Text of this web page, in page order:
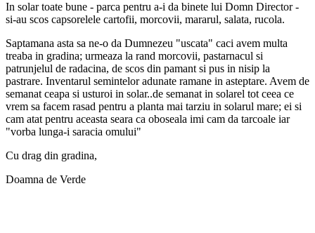
In solar toate bune - parca pentru a-i da binete lui Domn Director -
si-au scos capsorelele cartofii, morcovii, mararul, salata, rucola.
Saptamana asta sa ne-o da Dumnezeu "uscata" caci avem multa
treaba in gradina; urmeaza la rand morcovii, pastarnacul si
patrunjelul de radacina, de scos din pamant si pus in nisip la
pastrare. Inventarul semintelor adunate ramane in asteptare. Avem de
semanat ceapa si usturoi in solar..de semanat in solarel tot ceea ce
vrem sa facem rasad pentru a planta mai tarziu in solarul mare; ei si
cam atat pentru aceasta seara ca oboseala imi cam da tarcoale iar
"vorba lunga-i saracia omului"
Cu drag din gradina,
Doamna de Verde